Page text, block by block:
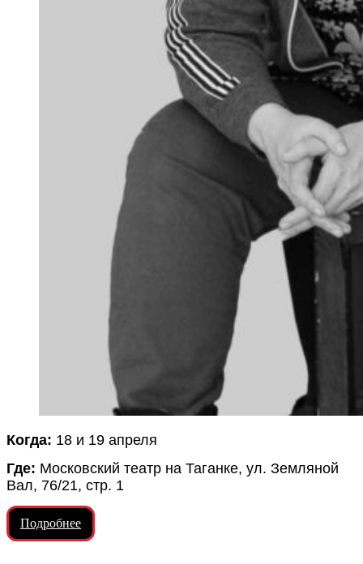
Когда: 18 и 19 апреля
Где: Московский театр на Таганке, ул. Земляной
Вал, 76/21, стр. 1
Подробнее